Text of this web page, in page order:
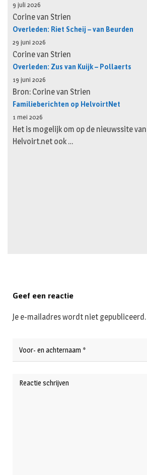
9 juli 2026
Corine van Strien
Overleden: Riet Scheij – van Beurden
29 juni 2026
Corine van Strien
Overleden: Zus van Kuijk – Pollaerts
19 juni 2026
Bron: Corine van Strien
Familieberichten op HelvoirtNet
1 mei 2026
Het is mogelijk om op de nieuwssite van
Helvoirt.net ook …
Geef een reactie
Je e-mailadres wordt niet gepubliceerd.